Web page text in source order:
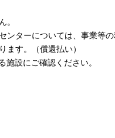
。
ンターについては、事業等
す。（償還払い）
設にご確認ください。